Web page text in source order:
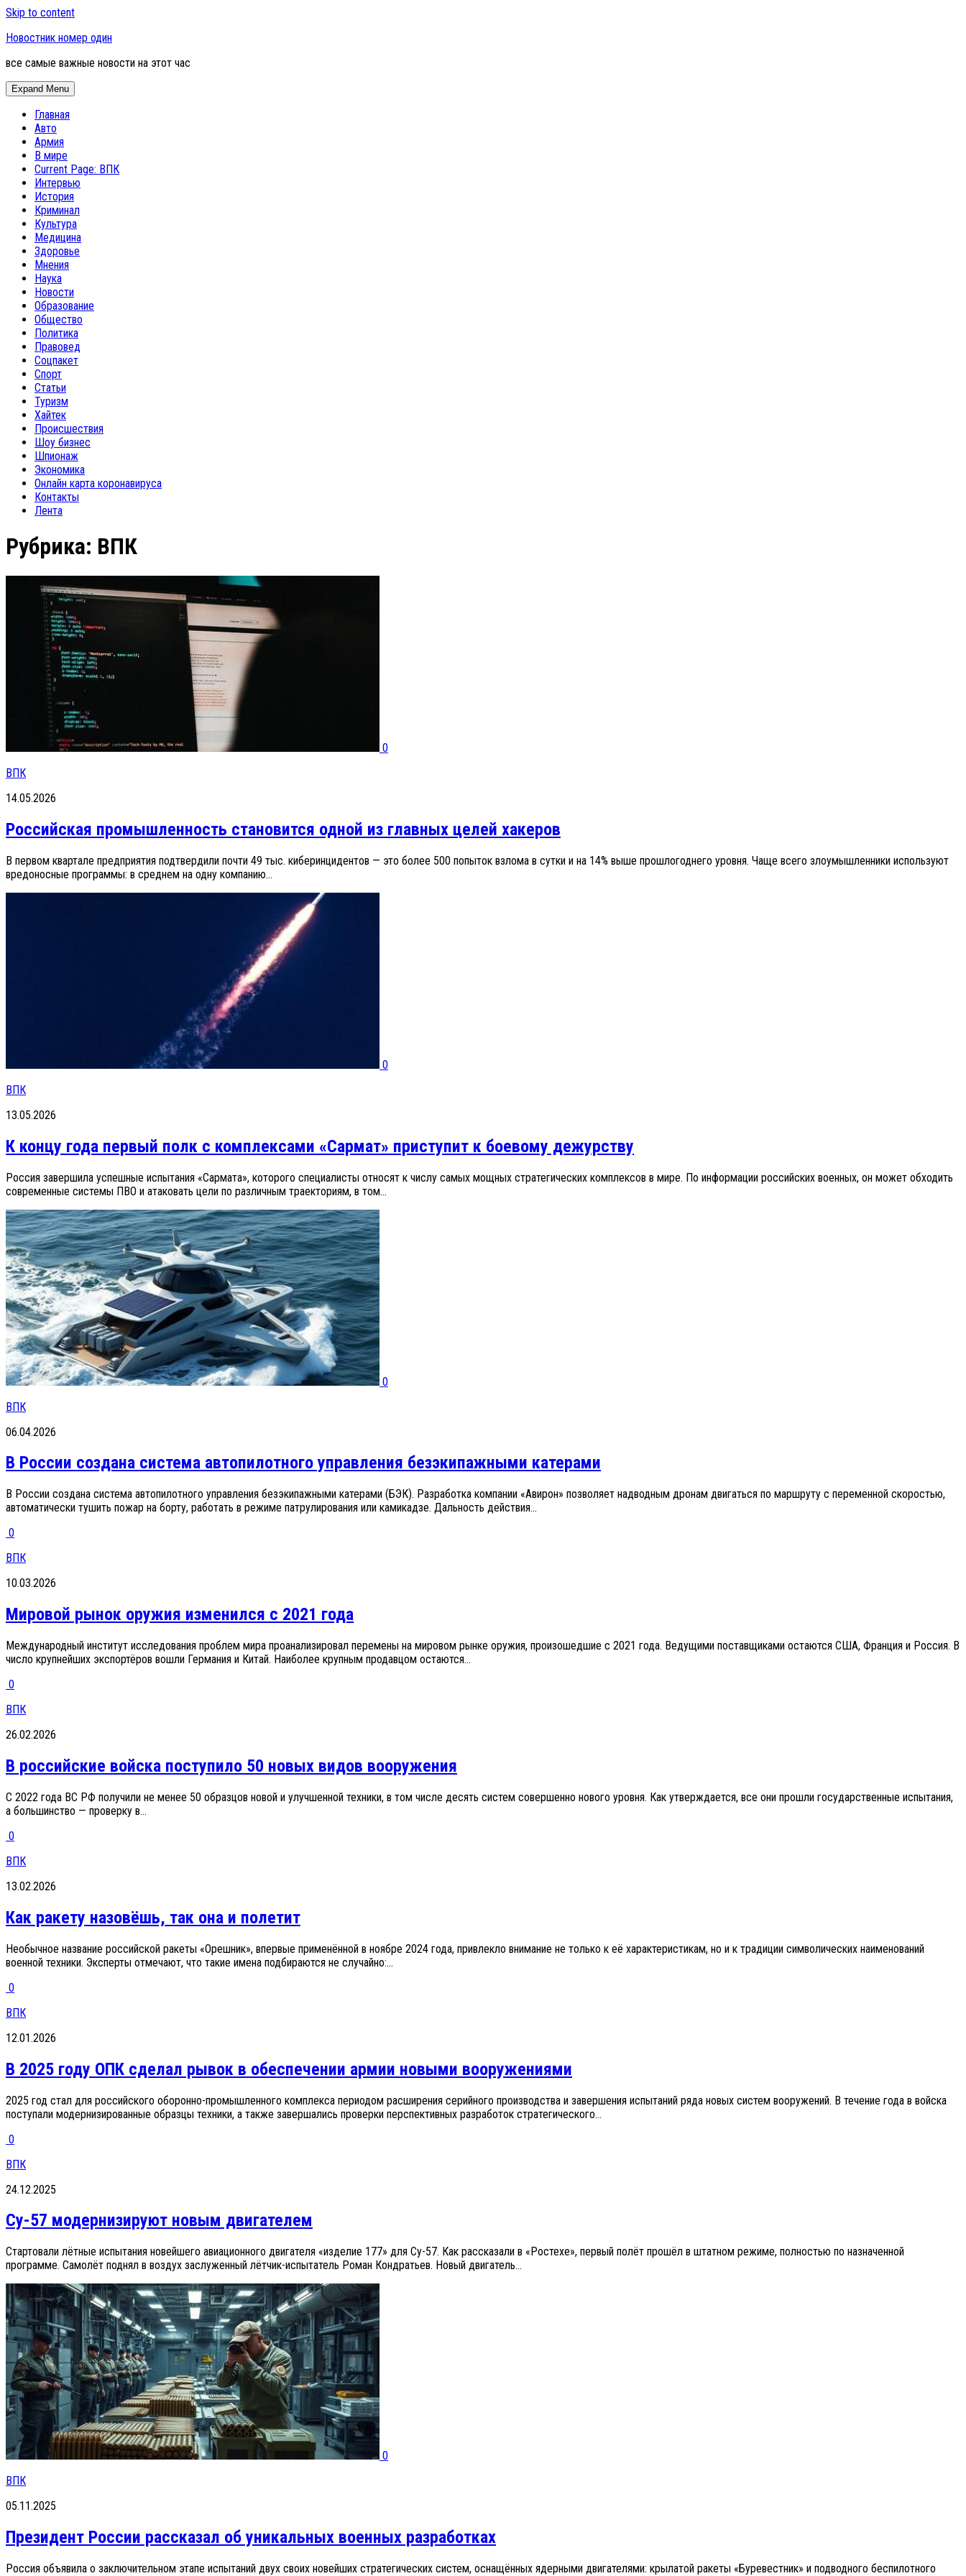
Skip to content
Новостник номер один
все самые важные новости на этот час
Expand Menu
Главная
Авто
Армия
В мире
Current Page: ВПК
Интервью
История
Криминал
Культура
Медицина
Здоровье
Мнения
Наука
Новости
Образование
Общество
Политика
Правовед
Соцпакет
Спорт
Статьи
Туризм
Хайтек
Происшествия
Шоу бизнес
Шпионаж
Экономика
Онлайн карта коронавируса
Контакты
Лента
Рубрика: ВПК
0
ВПК
14.05.2026
Российская промышленность становится одной из главных целей хакеров
В первом квартале предприятия подтвердили почти 49 тыс. киберинцидентов — это более 500 попыток взлома в сутки и на 14% выше прошлогоднего уровня. Чаще всего злоумышленники используют
вредоносные программы: в среднем на одну компанию...
0
ВПК
13.05.2026
К концу года первый полк с комплексами «Сармат» приступит к боевому дежурству
Россия завершила успешные испытания «Сармата», которого специалисты относят к числу самых мощных стратегических комплексов в мире. По информации российских военных, он может обходить
современные системы ПВО и атаковать цели по различным траекториям, в том...
0
ВПК
06.04.2026
В России создана система автопилотного управления безэкипажными катерами
В России создана система автопилотного управления безэкипажными катерами (БЭК). Разработка компании «Авирон» позволяет надводным дронам двигаться по маршруту с переменной скоростью,
автоматически тушить пожар на борту, работать в режиме патрулирования или камикадзе. Дальность действия...
0
ВПК
10.03.2026
Мировой рынок оружия изменился с 2021 года
Международный институт исследования проблем мира проанализировал перемены на мировом рынке оружия, произошедшие с 2021 года. Ведущими поставщиками остаются США, Франция и Россия. В
число крупнейших экспортёров вошли Германия и Китай. Наиболее крупным продавцом остаются...
0
ВПК
26.02.2026
В российские войска поступило 50 новых видов вооружения
С 2022 года ВС РФ получили не менее 50 образцов новой и улучшенной техники, в том числе десять систем совершенно нового уровня. Как утверждается, все они прошли государственные испытания,
а большинство — проверку в...
0
ВПК
13.02.2026
Как ракету назовёшь, так она и полетит
Необычное название российской ракеты «Орешник», впервые применённой в ноябре 2024 года, привлекло внимание не только к её характеристикам, но и к традиции символических наименований
военной техники. Эксперты отмечают, что такие имена подбираются не случайно:...
0
ВПК
12.01.2026
В 2025 году ОПК сделал рывок в обеспечении армии новыми вооружениями
2025 год стал для российского оборонно-промышленного комплекса периодом расширения серийного производства и завершения испытаний ряда новых систем вооружений. В течение года в войска
поступали модернизированные образцы техники, а также завершались проверки перспективных разработок стратегического...
0
ВПК
24.12.2025
Су-57 модернизируют новым двигателем
Стартовали лётные испытания новейшего авиационного двигателя «изделие 177» для Су-57. Как рассказали в «Ростехе», первый полёт прошёл в штатном режиме, полностью по назначенной
программе. Самолёт поднял в воздух заслуженный лётчик-испытатель Роман Кондратьев. Новый двигатель...
0
ВПК
05.11.2025
Президент России рассказал об уникальных военных разработках
Россия объявила о заключительном этапе испытаний двух своих новейших стратегических систем, оснащённых ядерными двигателями: крылатой ракеты «Буревестник» и подводного беспилотного